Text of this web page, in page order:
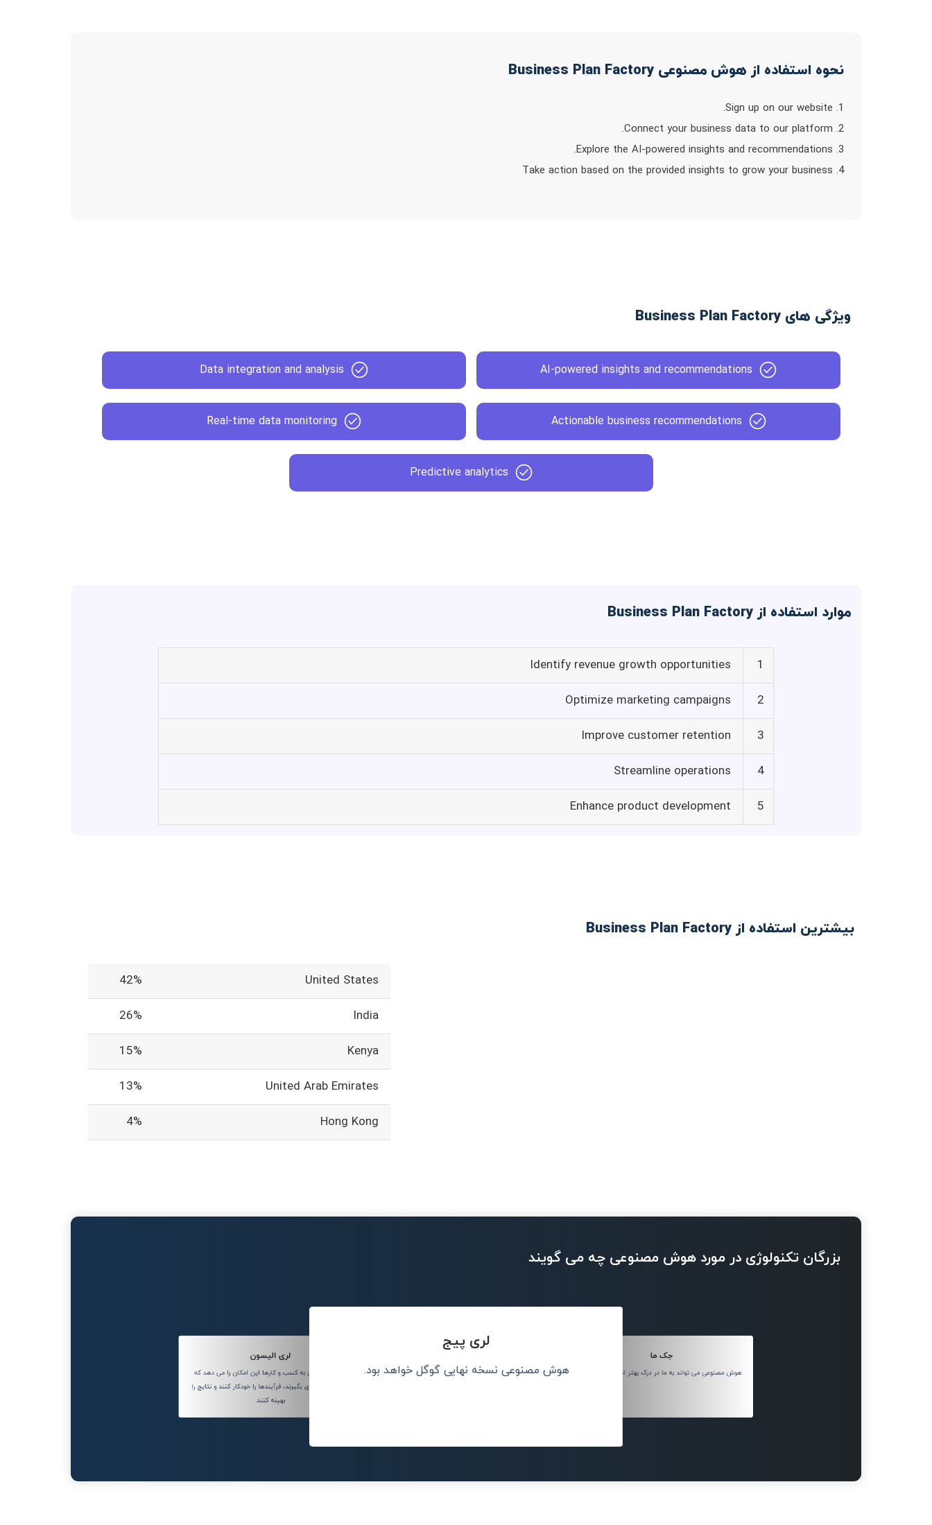
نحوه استفاده از هوش مصنوعی Business Plan Factory
1. Sign up on our website.
2. Connect your business data to our platform.
3. Explore the AI-powered insights and recommendations.
4. Take action based on the provided insights to grow your business
ویژگی های Business Plan Factory
AI-powered insights and recommendations
Data integration and analysis
Actionable business recommendations
Real-time data monitoring
Predictive analytics
موارد استفاده از Business Plan Factory
1
Identify revenue growth opportunities
2
Optimize marketing campaigns
3
Improve customer retention
4
Streamline operations
5
Enhance product development
بیشترین استفاده از Business Plan Factory
United States
42%
India
26%
Kenya
15%
United Arab Emirates
13%
Hong Kong
4%
بزرگان تکنولوژی در مورد هوش مصنوعی چه می گویند
جک ما
هوش مصنوعی می تواند به ما در درک بهتر انسان کمک کند.
لری پیج
هوش مصنوعی نسخه نهایی گوگل خواهد بود.
لری الیسون
هوش مصنوعی به کسب و کارها این امکان را می دهد که
تصمیمات بهتری بگیرند، فرآیندها را خودکار کنند و نتایج را
بهینه کنند.